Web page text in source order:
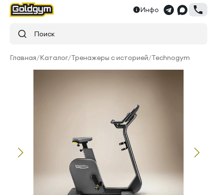
Инфо
Поиск
Главная/Каталог/Тренажеры с историей/Technogym